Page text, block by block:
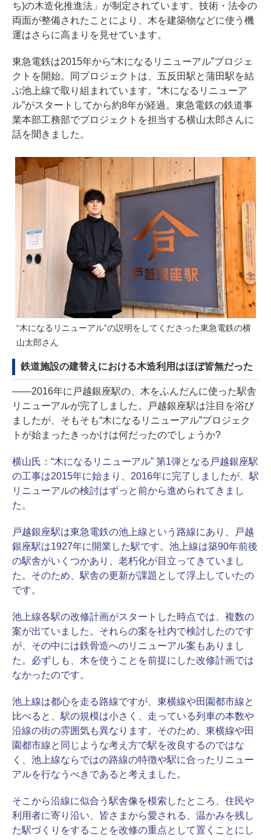
ち)の木造化推進法」が制定されています。技術・法令の
両面が整備されたことにより、木を建築物などに使う機
運はさらに高まりを見せています。
東急電鉄は2015年から“木になるリニューアル”プロジェ
クトを開始。同プロジェクトは、五反田駅と蒲田駅を結
ぶ池上線で取り組まれています。“木になるリニューア
ル”がスタートしてから約8年が経過。東急電鉄の鉄道事
業本部工務部でプロジェクトを担当する横山太郎さんに
話を聞きました。
“木になるリニューアル”の説明をしてくださった東急電鉄の横
山太郎さん
鉄道施設の建替えにおける木造利用はほぼ皆無だった
――2016年に戸越銀座駅の、木をふんだんに使った駅舎
リニューアルが完了しました。戸越銀座駅は注目を浴び
ましたが、そもそも“木になるリニューアル”プロジェク
トが始まったきっかけは何だったのでしょうか?
横山氏： “木になるリニューアル” 第1弾となる戸越銀座駅
の工事は2015年に始まり、2016年に完了しましたが、駅
リニューアルの検討はずっと前から進められてきまし
た。
戸越銀座駅は東急電鉄の池上線という路線にあり、戸越
銀座駅は1927年に開業した駅です。池上線は築90年前後
の駅舎がいくつかあり、老朽化が目立ってきていまし
た。そのため、駅舎の更新が課題として浮上していたの
です。
池上線各駅の改修計画がスタートした時点では、複数の
案が出ていました。それらの案を社内で検討したのです
が、その中には鉄骨造へのリニューアル案もありまし
た。必ずしも、木を使うことを前提にした改修計画では
なかったのです。
池上線は都心を走る路線ですが、東横線や田園都市線と
比べると、駅の規模は小さく、走っている列車の本数や
沿線の街の雰囲気も異なります。そのため、東横線や田
園都市線と同じような考え方で駅を改良するのではな
く、池上線ならではの路線の特徴や駅に合ったリニュー
アルを行なうべきであると考えました。
そこから沿線に似合う駅舎像を模索したところ、住民や
利用者に寄り沿い、皆さまから愛される、温かみを残し
た駅づくりをすることを改修の重点として置くことにし